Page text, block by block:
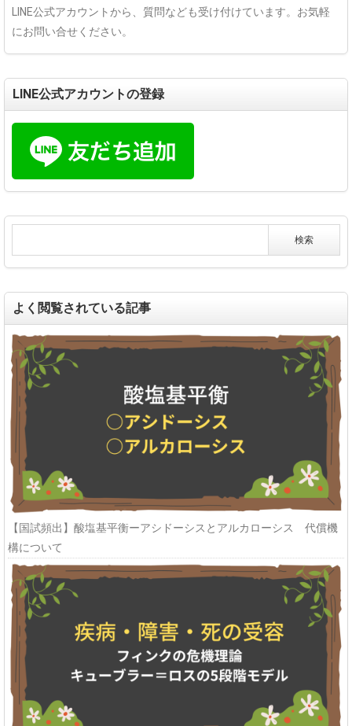
LINE公式アカウントから、質問なども受け付けています。お気軽
にお問い合せください。
LINE公式アカウントの登録
よく閲覧されている記事
【国試頻出】酸塩基平衡ーアシドーシスとアルカローシス 代償機
構について